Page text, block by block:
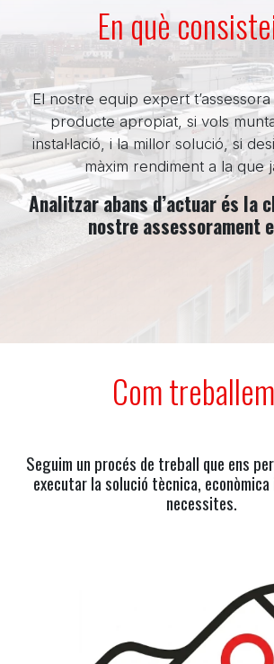
En què
El nostre equip expert
producte apropiat, si vols
instal·lació, i la millor solució, si
màxim rendiment a la que
Analitzar abans d’actuar és la
nostre assessorament
Com
Seguim un procés de treball que ens
executar la solució tècnica,
necessites.